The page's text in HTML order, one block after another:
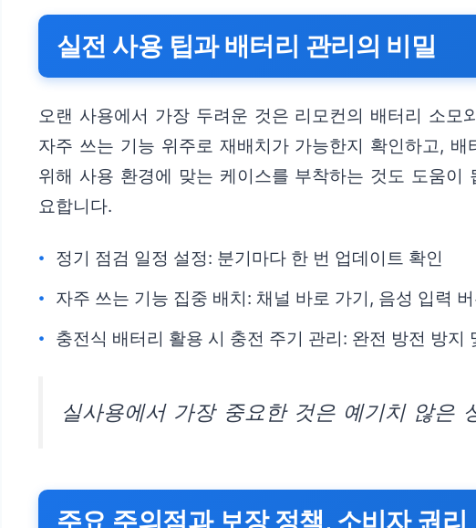
실전 사용 팁과 배터리 관리의 비밀
오랜 사용에서 가장 두려운 것은 리모컨의 배터리 소
자주 쓰는 기능 위주로 재배치가 가능한지 확인하고,
위해 사용 환경에 맞는 케이스를 부착하는 것도 도움
요합니다.
정기 점검 일정 설정: 분기마다 한 번 업데이트 확인
자주 쓰는 기능 집중 배치: 채널 바로 가기, 음성 입력
충전식 배터리 활용 시 충전 주기 관리: 완전 방전 방지
실사용에서 가장 중요한 것은 예기치 않은
주요 주의점과 보장 정책, 소비자 권리